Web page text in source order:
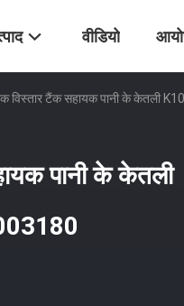
वीडियो
विस्तार टैंक सहायक पानी के केतली
पानी के केतली